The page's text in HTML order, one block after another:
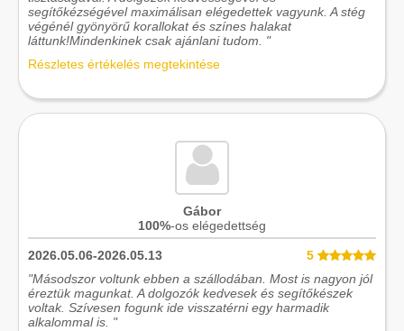
segítőkézségével maximálisan elégedettek vagyunk. A stég
végénél gyönyörű korallokat és színes halakat
láttunk!Mindenkinek csak ajánlani tudom. "
Részletes értékelés megtekintése
Gábor
100%-os elégedettség
2026.05.06-2026.05.13
5
"Másodszor voltunk ebben a szállodában. Most is nagyon jól
éreztük magunkat. A dolgozók kedvesek és segítőkészek
voltak. Szívesen fogunk ide visszatérni egy harmadik
alkalommal is. "